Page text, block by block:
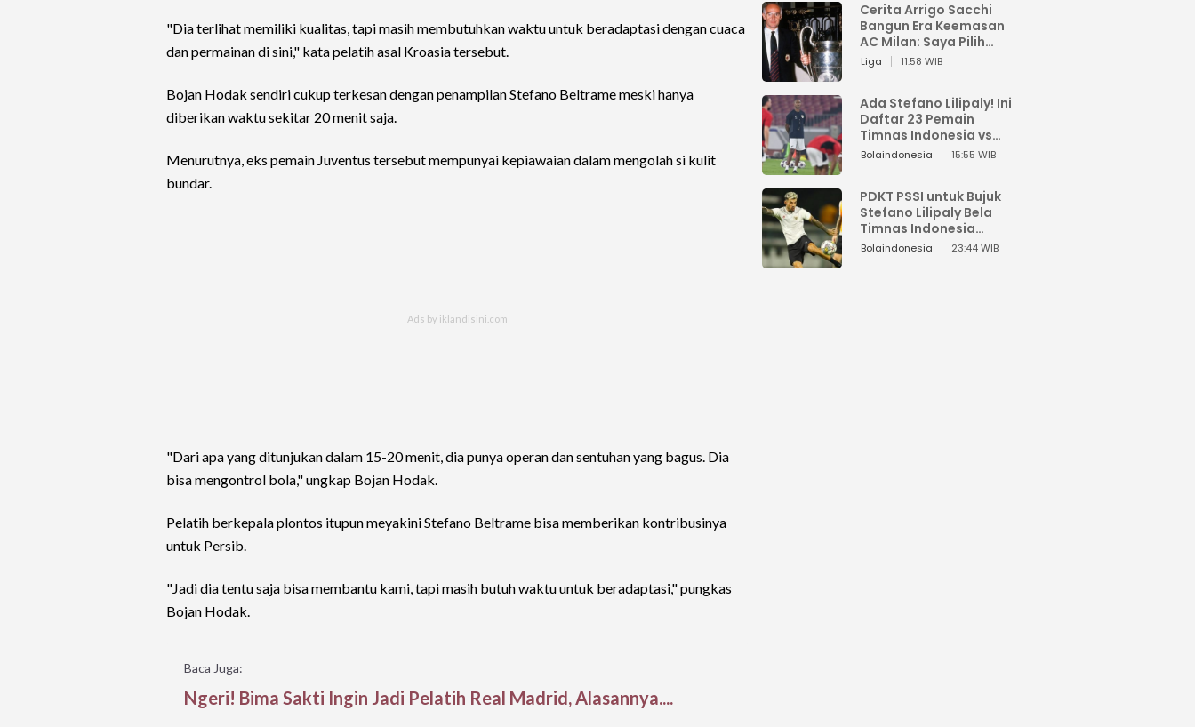
"Dia terlihat memiliki kualitas, tapi masih membutuhkan waktu untuk beradaptasi dengan cuaca
dan permainan di sini," kata pelatih asal Kroasia tersebut.
Bojan Hodak sendiri cukup terkesan dengan penampilan Stefano Beltrame meski hanya
diberikan waktu sekitar 20 menit saja.
Menurutnya, eks pemain Juventus tersebut mempunyai kepiawaian dalam mengolah si kulit
bundar.
"Dari apa yang ditunjukan dalam 15-20 menit, dia punya operan dan sentuhan yang bagus. Dia
bisa mengontrol bola," ungkap Bojan Hodak.
Pelatih berkepala plontos itupun meyakini Stefano Beltrame bisa memberikan kontribusinya
untuk Persib.
"Jadi dia tentu saja bisa membantu kami, tapi masih butuh waktu untuk beradaptasi," pungkas
Bojan Hodak.
Baca Juga:
Ngeri! Bima Sakti Ingin Jadi Pelatih Real Madrid, Alasannya....
Cerita Arrigo Sacchi
Bangun Era Keemasan
AC Milan: Saya Pilih
Pemain dari Isi Otaknya
Liga 11:58 WIB
Ada Stefano Lilipaly! Ini
Daftar 23 Pemain
Timnas Indonesia vs
China
Bolaindonesia 15:55 WIB
PDKT PSSI untuk Bujuk
Stefano Lilipaly Bela
Timnas Indonesia
Berakhir Berantakan
Bolaindonesia 23:44 WIB